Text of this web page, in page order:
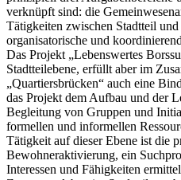
verknüpft sind: die
Tätigkeiten zwischen Stadtteil
organisatorische und
Das Projekt „Lebenswertes
Stadtteilebene, erfüllt aber im
„Quartiersbrücken“ auch eine
das Projekt dem Aufbau und der
Begleitung von Gruppen und
formellen und informellen
Tätigkeit auf dieser Ebene ist die
Bewohneraktivierung, ein
Interessen und Fähigkeiten